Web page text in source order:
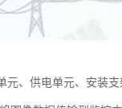
、供电单元、安装